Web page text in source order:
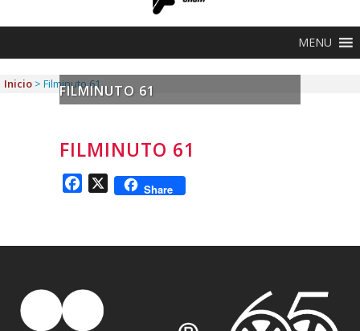
MENU
FILMINUTO 61
Inicio > Filminuto 61
FILMINUTO 61
Facebook
X Share